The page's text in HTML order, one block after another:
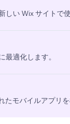
い Wix サイトで使
適化します。
モバイルアプリを